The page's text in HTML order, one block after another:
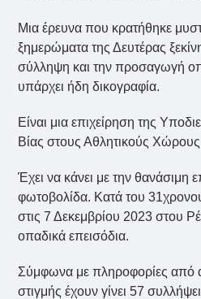
Μια έρευνα που κρατήθηκε
ξημερώματα της Δευτέρας
σύλληψη και την προσαγωγή
υπάρχει ήδη δικογραφία.
Είναι μια επιχείρηση της
Βίας στους Αθλητικούς
Έχει να κάνει με την θανάσιμη
φωτοβολίδα. Kατά του
στις 7 Δεκεμβρίου 2023 στου
οπαδικά επεισόδια.
Σύμφωνα με πληροφορίες από
στιγμής έχουν γίνει 57